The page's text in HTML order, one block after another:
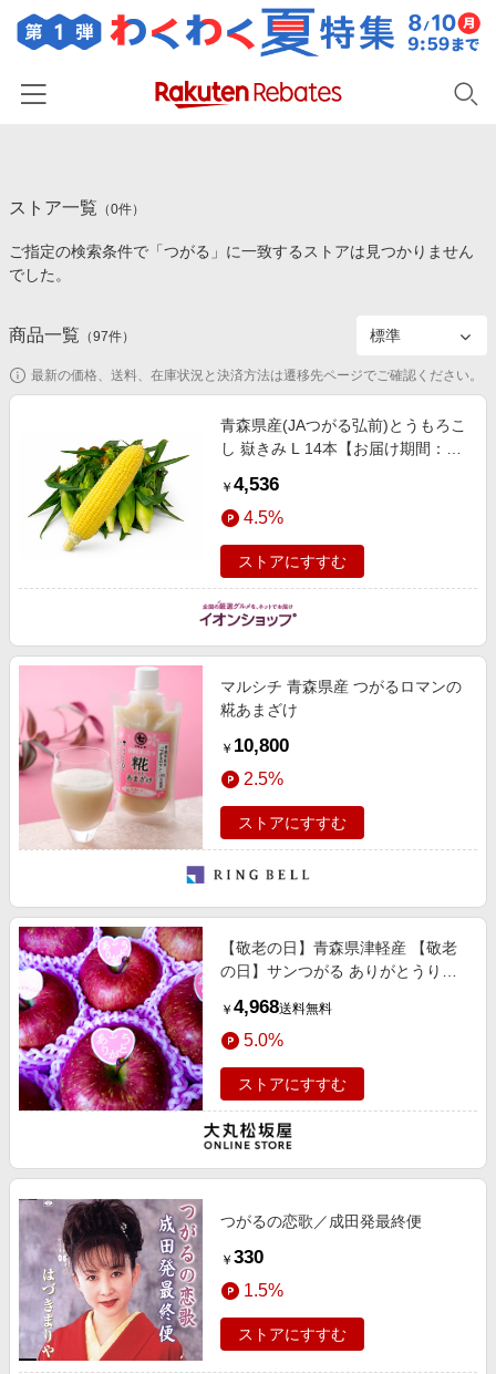
カテゴリー一覧
百貨店・総合ECモール
食品・スイーツ・お酒
コスメ・健康・医薬品
キッズ・ベビー用品
家電・PC・スマホ・カメラ
エンタメ
スポーツ・アウトドア・ゴルフ
旅行・レジャー・ホテル予約
金融・マネー・保険
デジタルコンテンツ
ビジネス・その他サービス
イベント一覧
初回購入者限定特典
対象ストア新規限定特典
電子書籍特集
楽天ペイ導入ストア
楽天サービス特集
旅行特集
お中元特集2026
とことん買い物チャレンジ
Apple公式サイト×楽天カード分割払い
Qoo10メガポ
ストア一覧 （0件）
ご指定の検索条件で「つがる」に一致するストアは見つかりません
でした。
商品一覧 （97件）
最新の価格、送料、在庫状況と決済方法は遷移先ページでご確認ください。
青森県産(JAつがる弘前)とうもろこ
し 嶽きみ L 14本【お届け期間：8
り寄せ】 果物・野菜【季節の贈り
物＆ご褒美ギフト】
￥ 4,536
4.5%
ストアにすすむ
マルシチ 青森県産 つがるロマンの
糀あまざけ
￥ 10,800
2.5%
ストアにすすむ
【敬老の日】青森県津軽産 【敬老
の日】サンつがる ありがとうりん
￥ 4,968送料無料
5.0%
ストアにすすむ
つがるの恋歌／成田発最終便
￥ 330
1.5%
ストアにすすむ